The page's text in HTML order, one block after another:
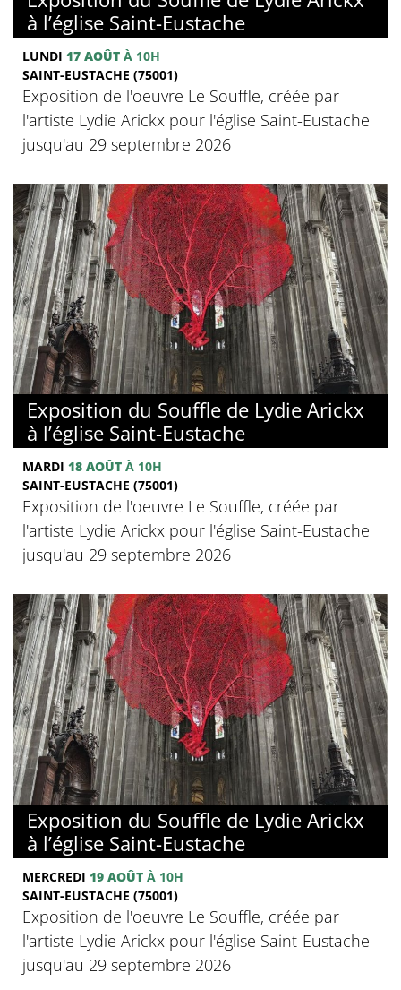
à l’église Saint-Eustache
LUNDI 17 AOÛT À 10H
SAINT-EUSTACHE (75001)
Exposition de l'oeuvre Le Souffle, créée par
l'artiste Lydie Arickx pour l'église Saint-Eustache
jusqu'au 29 septembre 2026
Exposition du Souffle de Lydie Arickx
à l’église Saint-Eustache
MARDI 18 AOÛT À 10H
SAINT-EUSTACHE (75001)
Exposition de l'oeuvre Le Souffle, créée par
l'artiste Lydie Arickx pour l'église Saint-Eustache
jusqu'au 29 septembre 2026
Exposition du Souffle de Lydie Arickx
à l’église Saint-Eustache
MERCREDI 19 AOÛT À 10H
SAINT-EUSTACHE (75001)
Exposition de l'oeuvre Le Souffle, créée par
l'artiste Lydie Arickx pour l'église Saint-Eustache
jusqu'au 29 septembre 2026